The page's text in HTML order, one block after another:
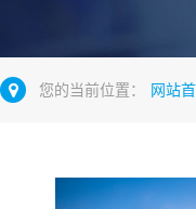
您的当前位置： 网站